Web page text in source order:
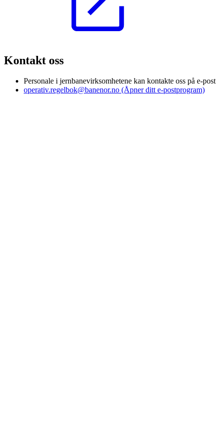
Kontakt oss
Personale i jernbanevirksomhetene kan kontakte oss på e-post
operativ.regelbok@banenor.no (Åpner ditt e-postprogram)